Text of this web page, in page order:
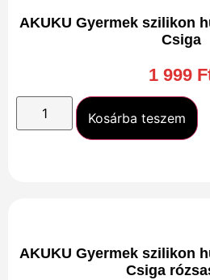
AKUKU Gyermek szilikon
Csiga
1 999
Kosárba teszem
AKUKU Gyermek szilikon
Csiga